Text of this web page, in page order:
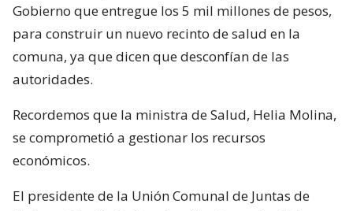
Gobierno que entregue los 5 mil millones de pesos,
para construir un nuevo recinto de salud en la
comuna, ya que dicen que desconfían de las
autoridades.
Recordemos que la ministra de Salud, Helia Molina,
se comprometió a gestionar los recursos
económicos.
El presidente de la Unión Comunal de Juntas de